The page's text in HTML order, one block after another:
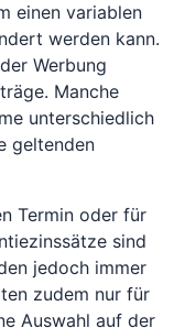
einen variablen
werden kann.
Werbung
Manche
unterschiedlich
geltenden
Termin oder für
sind
jedoch immer
zudem nur für
Auswahl auf der